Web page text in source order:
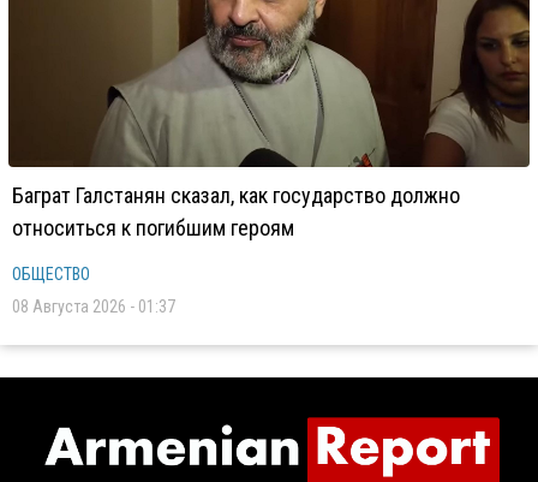
Баграт Галстанян сказал, как государство должно
относиться к погибшим героям
ОБЩЕСТВО
08 Августа 2026 - 01:37